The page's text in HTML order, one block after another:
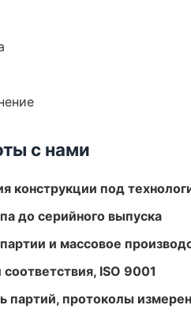
с нами
конструкции под
до серийного выпуска
и массовое
ISO 9001
партий, протоколы